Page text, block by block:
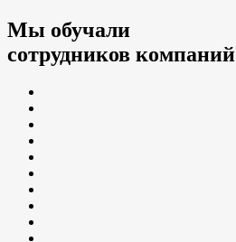
Мы обучали
сотрудников компаний